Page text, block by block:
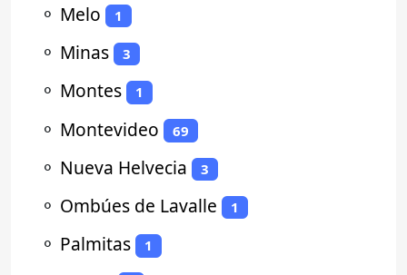
⚬ Melo 1
⚬ Minas 3
⚬ Montes 1
⚬ Montevideo 69
⚬ Nueva Helvecia 3
⚬ Ombúes de Lavalle 1
⚬ Palmitas 1